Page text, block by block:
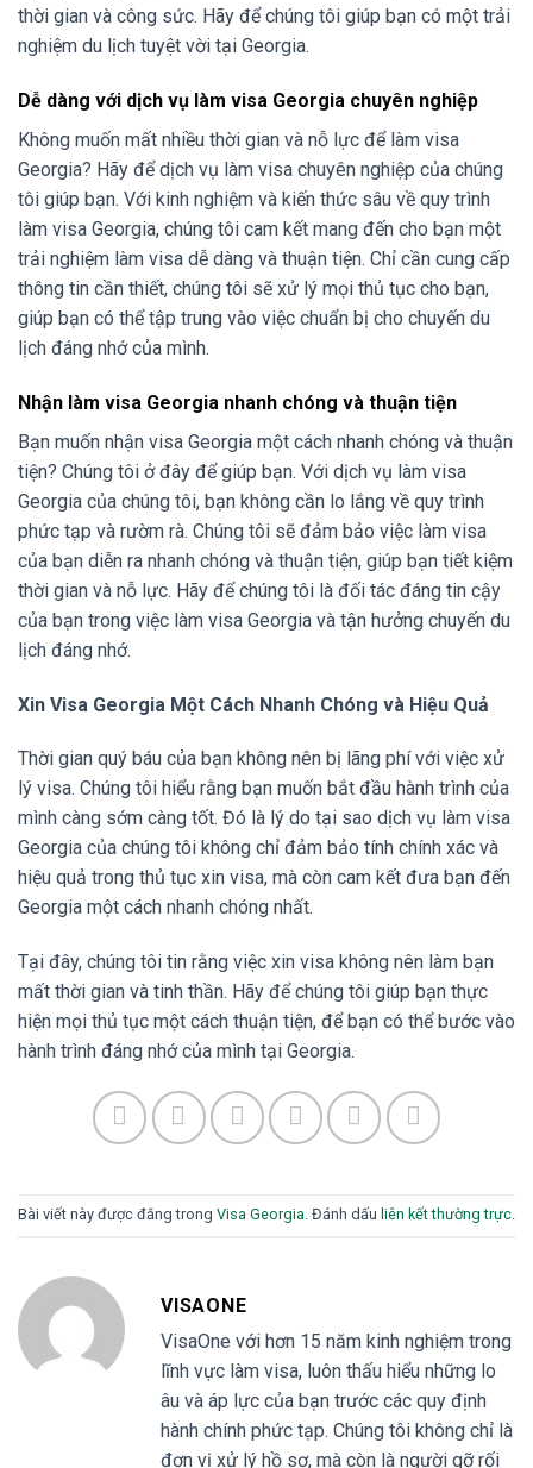
thời gian và công sức. Hãy để chúng tôi giúp bạn có một trải
nghiệm du lịch tuyệt vời tại Georgia.
Dễ dàng với dịch vụ làm visa Georgia chuyên nghiệp
Không muốn mất nhiều thời gian và nỗ lực để làm visa
Georgia? Hãy để dịch vụ làm visa chuyên nghiệp của chúng
tôi giúp bạn. Với kinh nghiệm và kiến thức sâu về quy trình
làm visa Georgia, chúng tôi cam kết mang đến cho bạn một
trải nghiệm làm visa dễ dàng và thuận tiện. Chỉ cần cung cấp
thông tin cần thiết, chúng tôi sẽ xử lý mọi thủ tục cho bạn,
giúp bạn có thể tập trung vào việc chuẩn bị cho chuyến du
lịch đáng nhớ của mình.
Nhận làm visa Georgia nhanh chóng và thuận tiện
Bạn muốn nhận visa Georgia một cách nhanh chóng và thuận
tiện? Chúng tôi ở đây để giúp bạn. Với dịch vụ làm visa
Georgia của chúng tôi, bạn không cần lo lắng về quy trình
phức tạp và rườm rà. Chúng tôi sẽ đảm bảo việc làm visa
của bạn diễn ra nhanh chóng và thuận tiện, giúp bạn tiết kiệm
thời gian và nỗ lực. Hãy để chúng tôi là đối tác đáng tin cậy
của bạn trong việc làm visa Georgia và tận hưởng chuyến du
lịch đáng nhớ.
Xin Visa Georgia Một Cách Nhanh Chóng và Hiệu Quả
Thời gian quý báu của bạn không nên bị lãng phí với việc xử
lý visa. Chúng tôi hiểu rằng bạn muốn bắt đầu hành trình của
mình càng sớm càng tốt. Đó là lý do tại sao dịch vụ làm visa
Georgia của chúng tôi không chỉ đảm bảo tính chính xác và
hiệu quả trong thủ tục xin visa, mà còn cam kết đưa bạn đến
Georgia một cách nhanh chóng nhất.
Tại đây, chúng tôi tin rằng việc xin visa không nên làm bạn
mất thời gian và tinh thần. Hãy để chúng tôi giúp bạn thực
hiện mọi thủ tục một cách thuận tiện, để bạn có thể bước vào
hành trình đáng nhớ của mình tại Georgia.
Bài viết này được đăng trong Visa Georgia. Đánh dấu liên kết thường trực.
VISAONE
VisaOne với hơn 15 năm kinh nghiệm trong
lĩnh vực làm visa, luôn thấu hiểu những lo
âu và áp lực của bạn trước các quy định
hành chính phức tạp. Chúng tôi không chỉ là
đơn vị xử lý hồ sơ, mà còn là người gỡ rối